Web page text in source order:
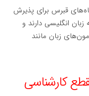
قبرس برای پذیرش
انگلیسی دارند و
زبان مانند
کارشناسی